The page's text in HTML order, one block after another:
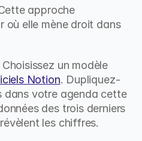
approche
où elle mène droit dans
un modèle
Notion. Dupliquez-
dans votre agenda cette
des trois derniers
les chiffres.